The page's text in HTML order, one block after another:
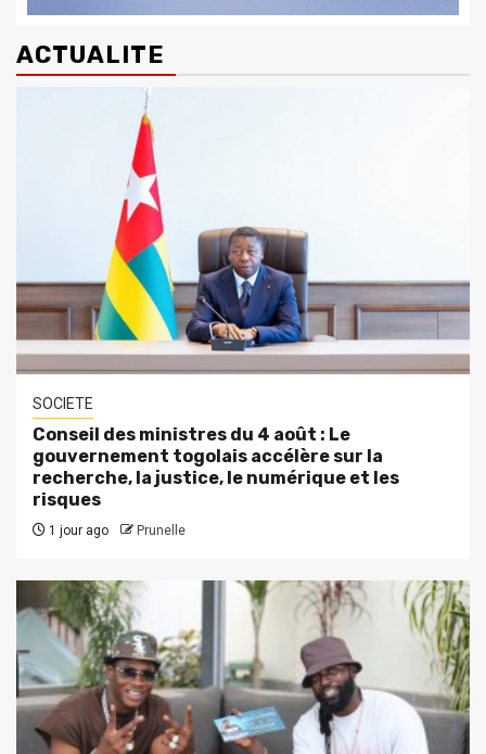
ACTUALITE
SOCIETE
Conseil des ministres du 4 août : Le
gouvernement togolais accélère sur la
recherche, la justice, le numérique et les
risques
1 jour ago Prunelle